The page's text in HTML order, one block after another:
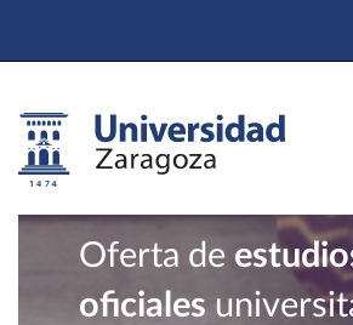
Oferta de
oficiales